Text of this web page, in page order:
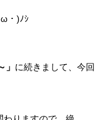
・)ﾉｼ
」 に続きまして、 今回